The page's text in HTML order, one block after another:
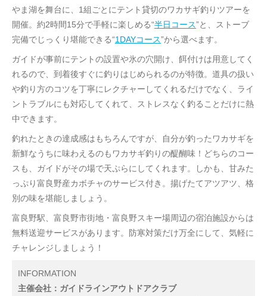
やま湖を舞台に、1組ごとにテント貸切のワカサギ釣りツアーを
開催。約2時間15分で手軽に楽しめる“半日コース”と、ストーブ
完備でじっくり堪能できる“1DAYコース”から選べます。
ガイドが事前にテントの設置や氷の穴開け、餌付けは用意してく
れるので、到着後すぐに釣りはじめられるのが特徴。道具の扱い
や釣り方のコツを丁寧にレクチャーしてくれるだけでなく、ライ
ントラブルにも対応してくれて、ストレスなく釣ることだけに熱
中できます。
釣れたときの達成感はもちろんですが、自分が釣ったワカサギを
新鮮なうちに味わえるのもワカサギ釣りの醍醐味！どちらのコー
スも、ガイドがその場で天ぷらにしてくれます。しかも、甘みた
っぷり富良野産カボチャのサービス付き。揚げたてアツアツ、格
別の味を堪能しましょう。
富良野駅、富良野市街地・富良野スキー場周辺の宿泊施設からは
無料送迎サービスがあります。防寒対策だけ万全にして、気軽に
チャレンジしましょう！
INFORMATION
主催会社：ガイドラインアウトドアクラブ